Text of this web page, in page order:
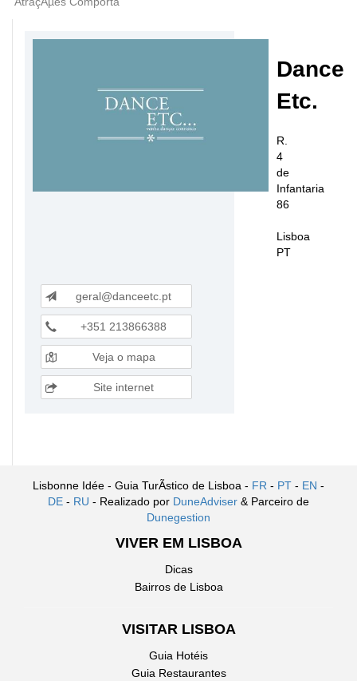
Dance
Etc.
R.
4
de
Infantaria
86
Lisboa
PT
geral@danceetc.pt
+351 213866388
Veja o mapa
Site internet
Lisbonne Idée - Guia TurÃ­stico de Lisboa - FR - PT - EN -
DE - RU - Realizado por DuneAdviser & Parceiro de
Dunegestion
VIVER EM LISBOA
Dicas
Bairros de Lisboa
VISITAR LISBOA
Guia Hotéis
Guia Restaurantes